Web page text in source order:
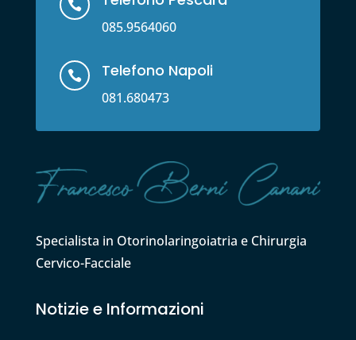

085.9564060
 Telefono Napoli
081.680473
Specialista in Otorinolaringoiatria e Chirurgia
Cervico-Facciale
Notizie e Informazioni